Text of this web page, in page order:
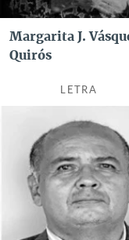
Margarita J.
Quirós
LETRA